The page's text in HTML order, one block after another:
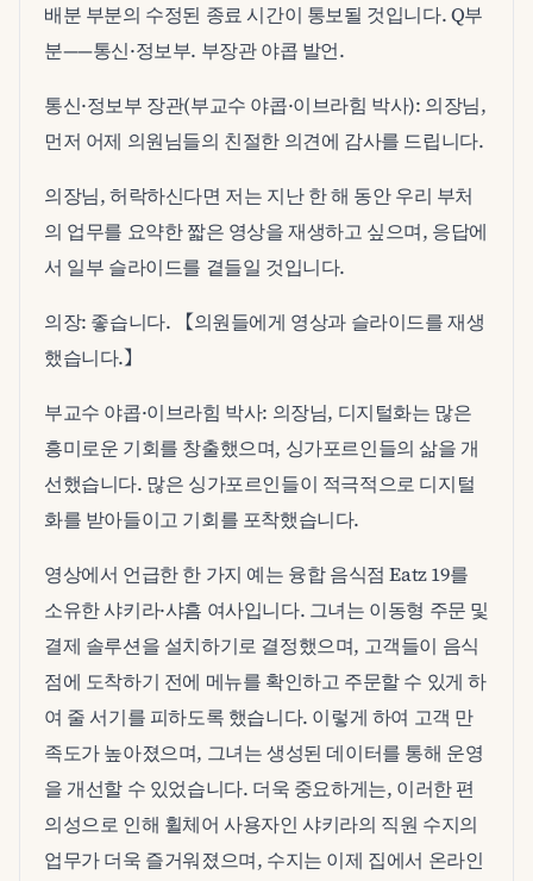
배분 부분의 수정된 종료 시간이 통보될 것입니다. Q부
분——통신·정보부. 부장관 야콥 발언.
통신·정보부 장관(부교수 야콥·이브라힘 박사): 의장님,
먼저 어제 의원님들의 친절한 의견에 감사를 드립니다.
의장님, 허락하신다면 저는 지난 한 해 동안 우리 부처
의 업무를 요약한 짧은 영상을 재생하고 싶으며, 응답에
서 일부 슬라이드를 곁들일 것입니다.
의장: 좋습니다. 【의원들에게 영상과 슬라이드를 재생
했습니다.】
부교수 야콥·이브라힘 박사: 의장님, 디지털화는 많은
흥미로운 기회를 창출했으며, 싱가포르인들의 삶을 개
선했습니다. 많은 싱가포르인들이 적극적으로 디지털
화를 받아들이고 기회를 포착했습니다.
영상에서 언급한 한 가지 예는 융합 음식점 Eatz 19를
소유한 샤키라·샤흠 여사입니다. 그녀는 이동형 주문 및
결제 솔루션을 설치하기로 결정했으며, 고객들이 음식
점에 도착하기 전에 메뉴를 확인하고 주문할 수 있게 하
여 줄 서기를 피하도록 했습니다. 이렇게 하여 고객 만
족도가 높아졌으며, 그녀는 생성된 데이터를 통해 운영
을 개선할 수 있었습니다. 더욱 중요하게는, 이러한 편
의성으로 인해 휠체어 사용자인 샤키라의 직원 수지의
업무가 더욱 즐거워졌으며, 수지는 이제 집에서 온라인